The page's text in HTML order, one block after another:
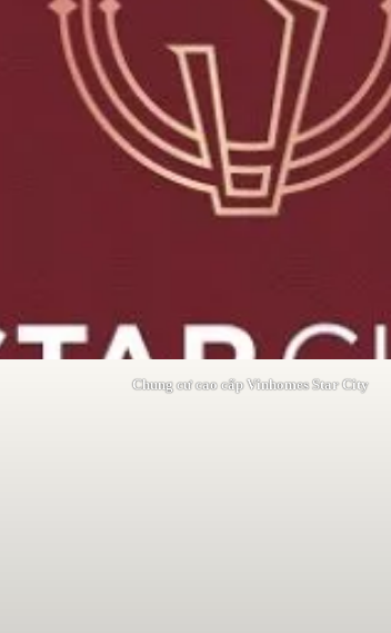
Chung cư cao cấp Vinhomes Star City